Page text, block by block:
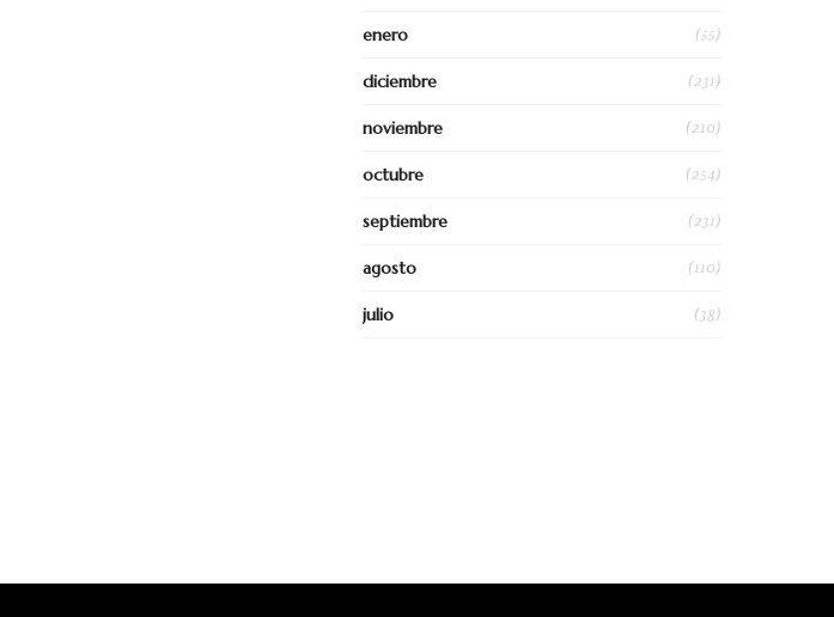
enero (55)
diciembre (231)
noviembre (210)
octubre (254)
septiembre (231)
agosto (110)
julio (38)